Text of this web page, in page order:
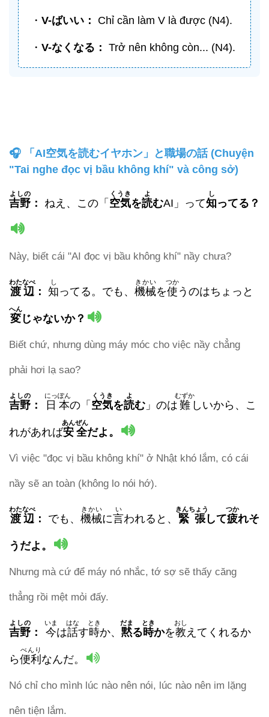
・ V-ばいい ： Chỉ cần làm V là được (N4).
・ V-なくなる ： Trở nên không còn... (N4).
🎧 「AI空気を読むイヤホン」と職場の話 (Chuyện
"Tai nghe đọc vị bầu không khí" và công sở)
吉野
よしの
： ねえ、この「 空気
くうき
を読
よ
むAI」って知
し
ってる？
Này, biết cái "AI đọc vị bầu không khí" nầy chưa?
渡辺
わたなべ
： 知
し
ってる。でも、 機械
きかい
を使
つか
うのはちょっと
変
へん
じゃないか？
Biết chứ, nhưng dùng máy móc cho việc nầy chẳng
phải hơi lạ sao?
吉野
よしの
： 日本
にっぽん
の「 空気
くうき
を読
よ
む 」のは 難
むずか
しいから、こ
れがあれば安全
あんぜん
だよ。
Vì việc "đọc vị bầu không khí" ở Nhật khó lắm, có cái
nầy sẽ an toàn (không lo nói hớ).
渡辺
わたなべ
： でも、 機械
きかい
に言
い
われると、 緊張
きんちょう
して疲
つか
れそ
うだよ。
Nhưng mà cứ để máy nó nhắc, tớ sợ sẽ thấy căng
thẳng rồi mệt mỏi đấy.
吉野
よしの
： 今
いま
は話
はな
す時
とき
か、 黙
だま
る時
とき
かを教
おし
えてくれるか
ら便利
べんり
なんだ。
Nó chỉ cho mình lúc nào nên nói, lúc nào nên im lặng
nên tiện lắm.